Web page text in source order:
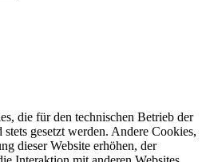
die für den technischen Betrieb der
gesetzt werden. Andere Cookies,
dieser Website erhöhen, der